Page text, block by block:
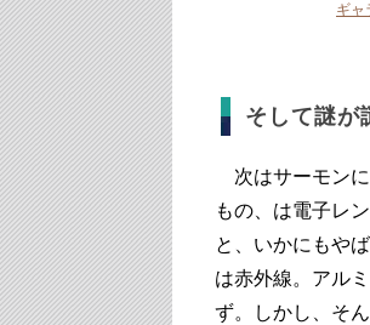
ギャ
そして謎が
次はサーモンに
もの、は電子レ
と、いかにもや
は赤外線。アル
ず。しかし、そ